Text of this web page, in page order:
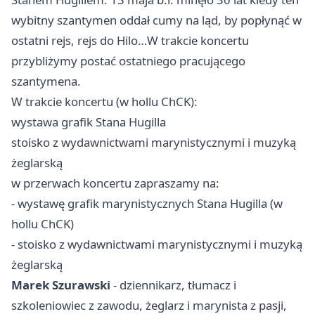
wybitny szantymen oddał cumy na ląd, by popłynąć w
ostatni rejs, rejs do Hilo…W trakcie koncertu
przybliżymy postać ostatniego pracującego
szantymena.
W trakcie koncertu (w hollu ChCK):
wystawa grafik Stana Hugilla
stoisko z wydawnictwami marynistycznymi i muzyką
żeglarską
w przerwach koncertu zapraszamy na:
- wystawę grafik marynistycznych Stana Hugilla (w
hollu ChCK)
- stoisko z wydawnictwami marynistycznymi i muzyką
żeglarską
Marek Szurawski - dziennikarz, tłumacz i
szkoleniowiec z zawodu, żeglarz i marynista z pasji,